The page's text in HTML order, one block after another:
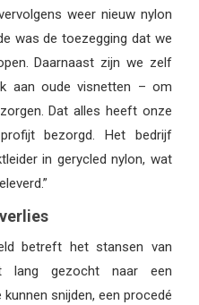
weer nieuw nylon
was de toezegging dat we
Daarnaast zijn we zelf
aan oude visnetten – om
Dat alles heeft onze
bezorgd. Het bedrijf
in gerycled nylon, wat
betreft het stansen van
lang gezocht naar een
snijden, een procedé